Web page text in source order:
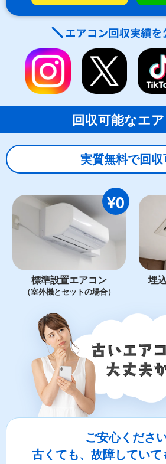
回収可能なエ
実質無料で回
¥0
標準設置エアコン
（室外機とセットの場合）
埋
ご安心ください
古くても、故障していて